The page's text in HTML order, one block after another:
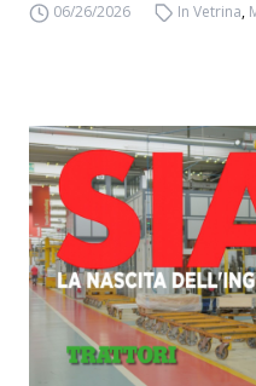
06/26/2026 In Vetrina,